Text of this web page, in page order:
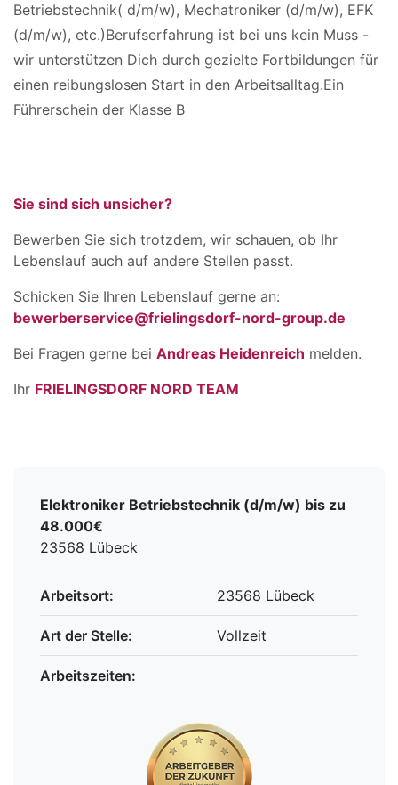
Betriebstechnik( d/m/w), Mechatroniker (d/m/w), EFK
(d/m/w), etc.)Berufserfahrung ist bei uns kein Muss -
wir unterstützen Dich durch gezielte Fortbildungen für
einen reibungslosen Start in den Arbeitsalltag.Ein
Führerschein der Klasse B
Sie sind sich unsicher?
Bewerben Sie sich trotzdem, wir schauen, ob Ihr
Lebenslauf auch auf andere Stellen passt.
Schicken Sie Ihren Lebenslauf gerne an:
bewerberservice@frielingsdorf-nord-group.de
Bei Fragen gerne bei Andreas Heidenreich melden.
Ihr FRIELINGSDORF NORD TEAM
Elektroniker Betriebstechnik (d/m/w) bis zu
48.000€
23568 Lübeck
Arbeitsort: 23568 Lübeck
Art der Stelle: Vollzeit
Arbeitszeiten: